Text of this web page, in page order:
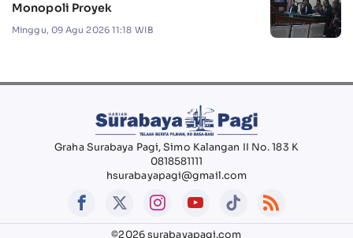
Monopoli Proyek
Minggu, 09 Agu 2026 11:18 WIB
Graha Surabaya Pagi, Simo Kalangan II No. 183 K
0818581111
hsurabayapagi@gmail.com
©2026 surabayapagi.com